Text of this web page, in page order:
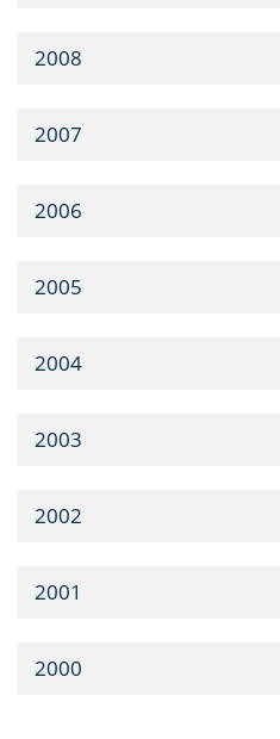
2008
2007
2006
2005
2004
2003
2002
2001
2000